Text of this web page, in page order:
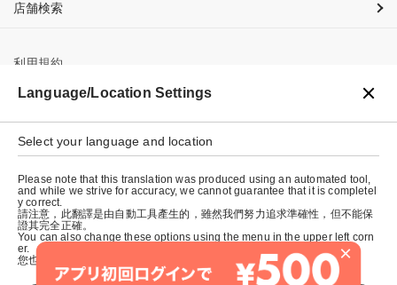
店舗検索
利用規約
プライバシーポリシー
特定商取引法に基づく表示
会社概要
×
Language/Location Settings
Select your language and location
Please note that this translation was produced using an automated tool,
and while we strive for accuracy, we cannot guarantee that it is completel
y correct.
請注意，此翻譯是由自動工具產生的，雖然我們努力追求準確性，但不能保
證其完全正確。
You can also change these options using the menu in the upper left corn
er.
您也可以使用左上角的選單來更改這些選項。